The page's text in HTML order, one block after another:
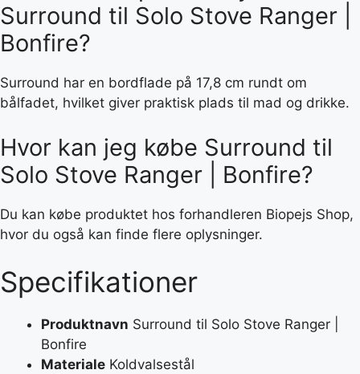
Surround til Solo Stove Ranger |
Bonfire?
Surround har en bordflade på 17,8 cm rundt om
bålfadet, hvilket giver praktisk plads til mad og drikke.
Hvor kan jeg købe Surround til
Solo Stove Ranger | Bonfire?
Du kan købe produktet hos forhandleren Biopejs Shop,
hvor du også kan finde flere oplysninger.
Specifikationer
Produktnavn Surround til Solo Stove Ranger |
Bonfire
Materiale Koldvalsestål